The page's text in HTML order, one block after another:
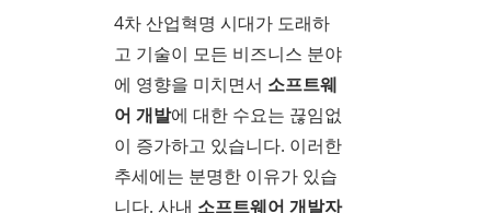
4차 산업혁명 시대가 도래하
고 기술이 모든 비즈니스 분야
에 영향을 미치면서 소프트웨
어 개발에 대한 수요는 끊임없
이 증가하고 있습니다. 이러한
추세에는 분명한 이유가 있습
니다. 사내 소프트웨어 개발자